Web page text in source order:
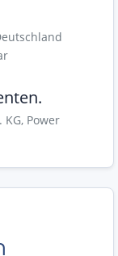
KG, Power